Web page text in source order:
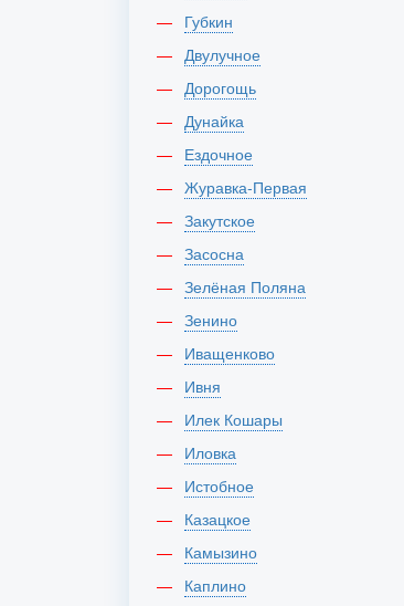
Губкин
Двулучное
Дорогощь
Дунайка
Ездочное
Журавка-Первая
Закутское
Засосна
Зелёная Поляна
Зенино
Иващенково
Ивня
Илек Кошары
Иловка
Истобное
Казацкое
Камызино
Каплино